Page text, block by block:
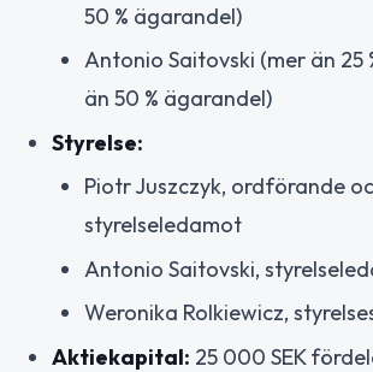
50 % ägarandel)
Antonio Saitovski (mer än 25
än 50 % ägarandel)
Styrelse:
Piotr Juszczyk, ordförande
styrelseledamot
Antonio Saitovski,
Weronika Rolkiewicz,
Aktiekapital: 25 000 SEK